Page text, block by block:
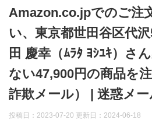
Amazon.co.jpでのご注
い、東京都世田谷区代
田 慶幸（ﾑﾗﾀ ﾖｼﾕｷ）さ
ない47,900円の商品を
詐欺メール） | 迷惑メ
投稿日：2023-07-20 更新日： 2024-06-18